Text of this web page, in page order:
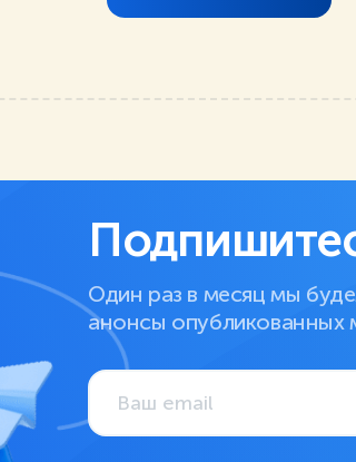
Один раз в месяц мы
анонсы опубликованных